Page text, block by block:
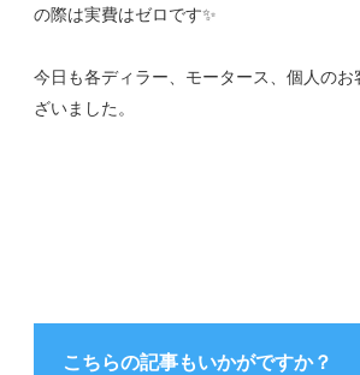
の際は実費はゼロです✨
今日も各ディラー、モータース、個人の
ざいました。
こちらの記事もいかがですか？